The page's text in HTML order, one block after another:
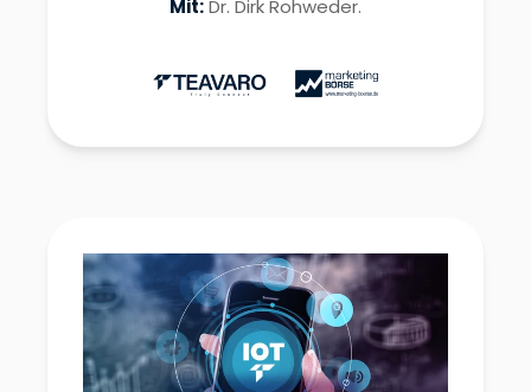
Mit:Dr. Dirk Rohweder.